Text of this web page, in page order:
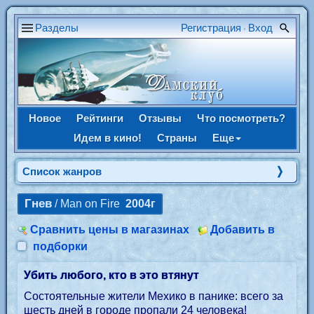
Разделы Регистрация • Вход
Новое Рейтинги Отзывы
Что посмотреть?
Идем в кино!
Страны Еще
Список жанров
Гнев / Man on Fire 2004г
Сравнить цены в магазинах
Добавить в
подборки
Убить любого, кто в это втянут
Состоятельные жители Мехико в панике: всего за
шесть дней в городе пропали 24 человека!